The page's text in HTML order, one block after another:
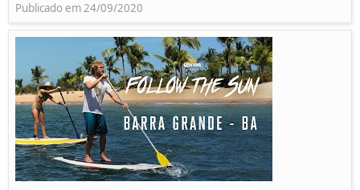
Publicado em 24/09/2020